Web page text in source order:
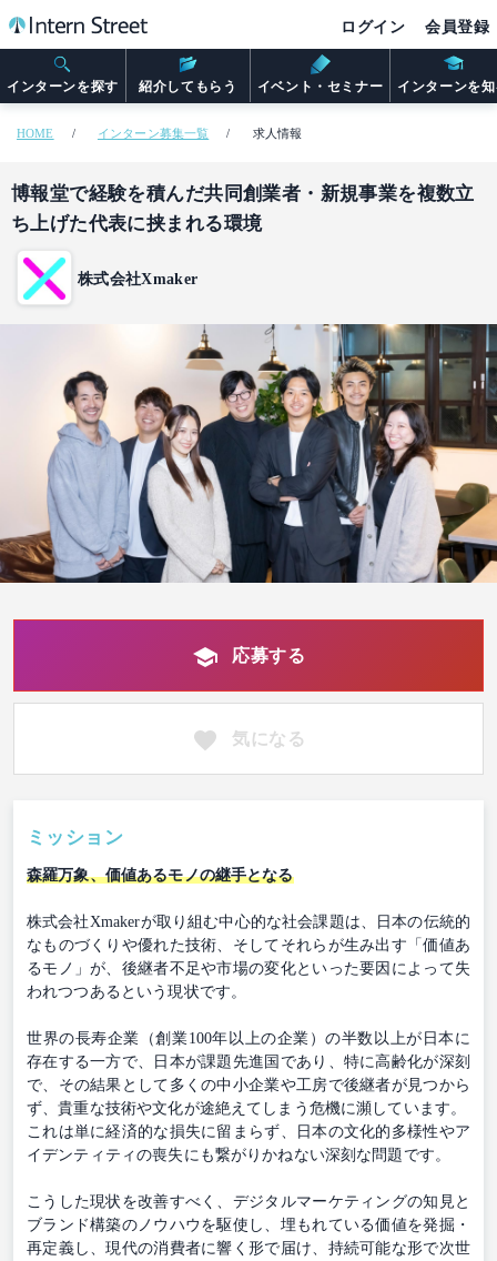
インターンを探す 紹介してもらう イベント・セミナー インターンを
ログイン 会員登録
HOME インターン募集一覧 求人情報
博報堂で経験を積んだ共同創業者・新規事業を複数立
ち上げた代表に挟まれる環境
株式会社Xmaker
応募する
気になる
ミッション
森羅万象、価値あるモノの継手となる
株式会社Xmakerが取り組む中心的な社会課題は、日本の伝統的
なものづくりや優れた技術、そしてそれらが生み出す「価値あ
るモノ」が、後継者不足や市場の変化といった要因によって失
われつつあるという現状です。
世界の長寿企業（創業100年以上の企業）の半数以上が日本に
存在する一方で、日本が課題先進国であり、特に高齢化が深刻
で、その結果として多くの中小企業や工房で後継者が見つから
ず、貴重な技術や文化が途絶えてしまう危機に瀕しています。
これは単に経済的な損失に留まらず、日本の文化的多様性やア
イデンティティの喪失にも繋がりかねない深刻な問題です。
こうした現状を改善すべく、デジタルマーケティングの知見と
ブランド構築のノウハウを駆使し、埋もれている価値を発掘・
再定義し、現代の消費者に響く形で届け、持続可能な形で次世